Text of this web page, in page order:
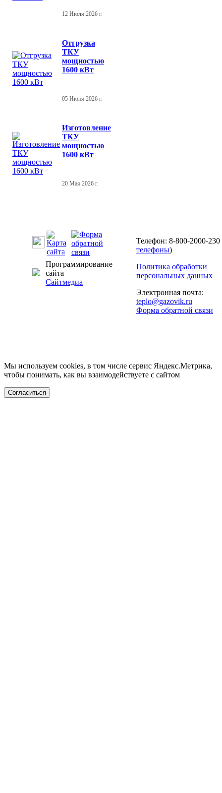
12 Июля 2026 г.
Отгрузка
ТКУ
мощностью
1600 кВт
05 Июня 2026 г.
Изготовление
ТКУ
мощностью
1600 кВт
20 Мая 2026 г.
Программирование
сайта —
Сайтмедиа
Телефон: 8-800-2000-230
телефоны)
Политика обработки
персональных данных
Электронная почта:
teplo@gazovik.ru
Форма обратной связи
Мы используем cookies, в том числе сервис Яндекс.Метрика,
чтобы понимать, как вы взаимодействуете с сайтом
Согласиться